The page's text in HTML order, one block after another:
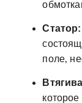
Статор:
поле‚